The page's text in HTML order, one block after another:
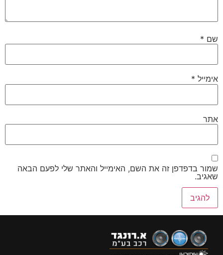
שם *
אימייל *
אתר
שמור בדפדפן זה את השם, האימייל והאתר שלי לפעם הבאה
שאגיב.